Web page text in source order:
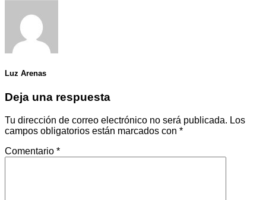
Luz Arenas
Deja una respuesta
Tu dirección de correo electrónico no será publicada. Los
campos obligatorios están marcados con *
Comentario *